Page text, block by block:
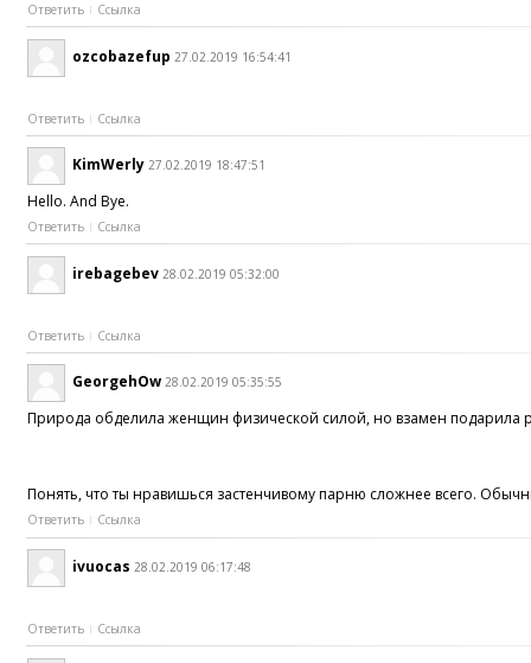
Ответить Ссылка
ozcobazefup 27.02.2019 16:54:41
Ответить Ссылка
KimWerly 27.02.2019 18:47:51
Hello. And Bye.
Ответить Ссылка
irebagebev 28.02.2019 05:32:00
Ответить Ссылка
GeorgehOw 28.02.2019 05:35:55
Природа обделила женщин физической силой, но взамен подарила
Понять, что ты нравишься застенчивому парню сложнее всего.
Ответить Ссылка
ivuocas 28.02.2019 06:17:48
Ответить Ссылка